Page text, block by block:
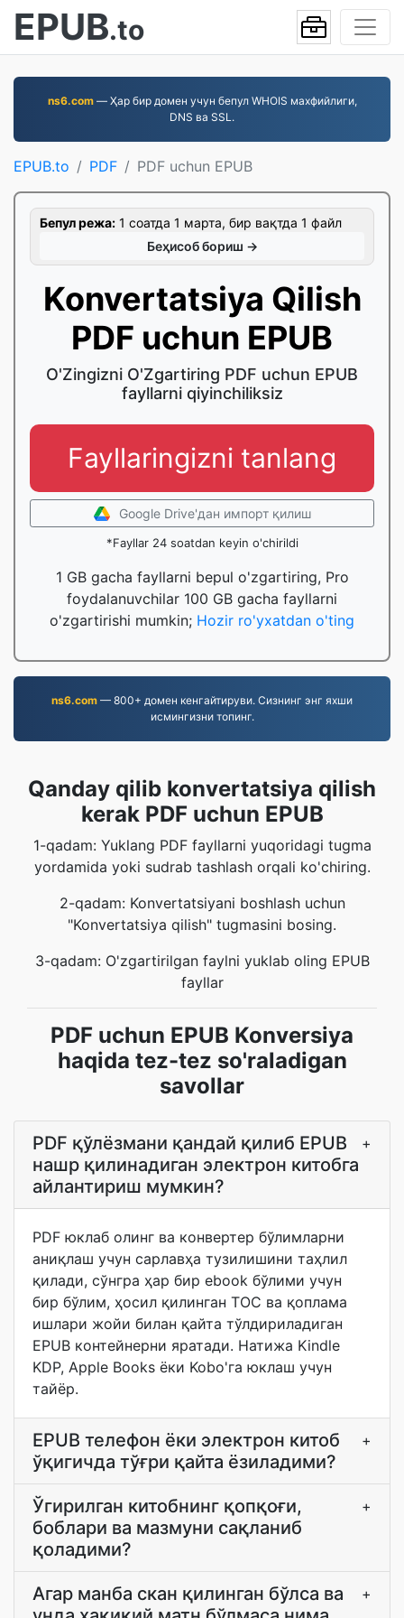
EPUB.to
ns6.com— Ҳар бир домен учун бепул WHOIS махфийлиги,
DNS ва SSL.
EPUB.to PDF PDF uchun EPUB
Бепул режа: 1 соатда 1 марта, бир вақтда 1 файл
Беҳисоб бориш →
Konvertatsiya Qilish
PDF uchun EPUB
O'Zingizni O'Zgartiring PDF uchun EPUB
fayllarni qiyinchiliksiz
Fayllaringizni tanlang
Google Drive'дан импорт қилиш
*Fayllar 24 soatdan keyin o'chirildi
1 GB gacha fayllarni bepul o'zgartiring, Pro
foydalanuvchilar 100 GB gacha fayllarni
o'zgartirishi mumkin; Hozir ro'yxatdan o'ting
ns6.com — 800+ домен кенгайтируви. Сизнинг энг яхши
исмингизни топинг.
Qanday qilib konvertatsiya qilish
kerak PDF uchun EPUB
1-qadam: Yuklang PDF fayllarni yuqoridagi tugma
yordamida yoki sudrab tashlash orqali ko'chiring.
2-qadam: Konvertatsiyani boshlash uchun
"Konvertatsiya qilish" tugmasini bosing.
3-qadam: O'zgartirilgan faylni yuklab oling EPUB
fayllar
PDF uchun EPUB Konversiya
haqida tez-tez so'raladigan
savollar
PDF қўлёзмани қандай қилиб EPUB
нашр қилинадиган электрон китобга
айлантириш мумкин?
+
PDF юклаб олинг ва конвертер бўлимларни
аниқлаш учун сарлавҳа тузилишини таҳлил
қилади, сўнгра ҳар бир ebook бўлими учун
бир бўлим, ҳосил қилинган TOC ва қоплама
ишлари жойи билан қайта тўлдириладиган
EPUB контейнерни яратади. Натижа Kindle
KDP, Apple Books ёки Kobo'га юклаш учун
тайёр.
EPUB телефон ёки электрон китоб
ўқигичда тўғри қайта ёзиладими?
+
Ўгирилган китобнинг қопқоғи,
боблари ва мазмуни сақланиб
қоладими?
+
Агар манба скан қилинган бўлса ва
+